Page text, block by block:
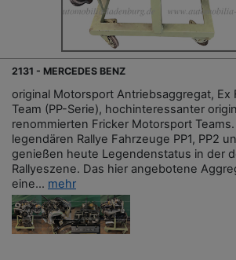
2131 - MERCEDES BENZ
original Motorsport Antriebsaggregat, Ex
Team (PP-Serie), hochinteressanter
renommierten Fricker Motorsport Teams.
legendären Rallye Fahrzeuge PP1, PP2
genießen heute Legendenstatus in der
Rallyeszene. Das hier angebotene
eine... mehr